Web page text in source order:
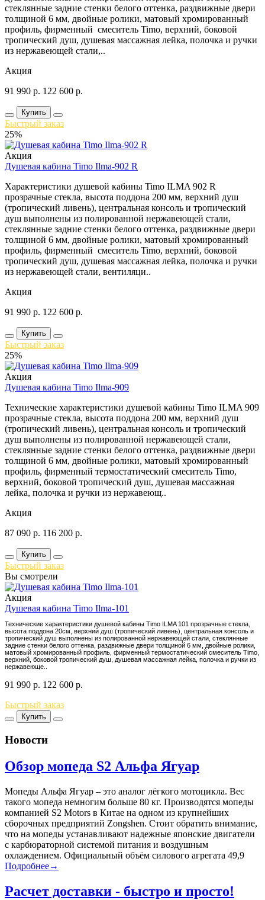
стеклянные задние стенки белого оттенка, раздвижные двери
толщиной 6 мм, двойные ролики, матовый хромированный
профиль, фирменный смеситель Timo, верхний, боковой
тропический душ, душевая массажная лейка, полочка и ручки
из нержавеющей стали,..
Акция
91 990 р. 122 600 р.
Купить
Быстрый заказ
25%
Акция
Душевая кабина Timo Ilma-902 R
Характеристики душевой кабины Timo ILMA 902 R
прозрачные стекла, высота поддона 200 мм, верхний душ
(тропический ливень), центральная консоль и тропический
душ выполнены из полированной нержавеющей стали,
стеклянные задние стенки белого оттенка, раздвижные двери
толщиной 6 мм, двойные ролики, матовый хромированный
профиль, фирменный смеситель Timo, верхний, боковой
тропический душ, душевая массажная лейка, полочка и ручки
из нержавеющей стали, вентиляци..
Акция
91 990 р. 122 600 р.
Купить
Быстрый заказ
25%
Акция
Душевая кабина Timo Ilma-909
Технические характеристики душевой кабины Timo ILMA 909
прозрачные стекла, высота поддона 200 мм, верхний душ
(тропический ливень), центральная консоль и тропический
душ выполнены из полированной нержавеющей стали,
стеклянные задние стенки белого оттенка, раздвижные двери
толщиной 6 мм, двойные ролики, матовый хромированный
профиль, фирменный термостатический смеситель Timo,
верхний, боковой тропический душ, душевая массажная
лейка, полочка и ручки из нержавеющ..
Акция
87 090 р. 116 200 р.
Купить
Быстрый заказ
Вы смотрели
Акция
Душевая кабина Timo Ilma-101
Технические характеристики душевой кабины Timo ILMA 101 прозрачные стекла,
высота поддона 20см, верхний душ (тропический ливень), центральная консоль и
тропический душ выполнены из полированной нержавеющей стали, стеклянные
задние стенки белого оттенка, раздвижные двери толщиной 6 мм, двойные ролики,
матовый хромированный профиль, фирменный термостатический смеситель Timo,
верхний, боковой тропический душ, душевая массажная лейка, полочка и ручки из
нержавеюще..
91 990 р. 122 600 р.
Быстрый заказ
Купить
Новости
Обзор мопеда S2 Альфа Ягуар
Мопеды Альфа Ягуар – это аналог лёгкого мотоцикла. Вес
такого мопеда немногим больше 80 кг. Производятся мопеды
компанией S2 Motors в Китае на одном из крупнейших
сборочных предприятий Zongshen. Стоит обратить внимание,
что на мопеды устанавливают надежные японские двигатели
с карбюраторной системой питания и воздушным
охлаждением. Официальный объём силового агрегата 49,9
Подробнее→
Расчет доставки - быстро и просто!